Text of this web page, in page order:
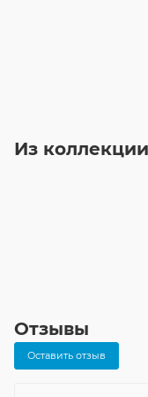
Из
Отзывы
Оставить отзыв